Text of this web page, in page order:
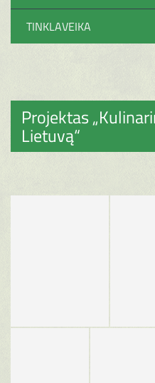
TINKLAVEIKA
Projektas
Lietuvą“